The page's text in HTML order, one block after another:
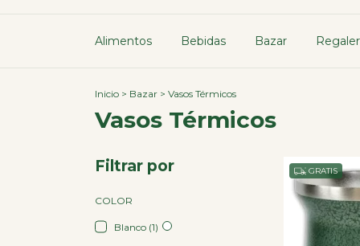
Alimentos Bebidas Bazar
Inicio > Bazar > Vasos Térmicos
Vasos Térmicos
Filtrar por
COLOR
Blanco (1)
GRATIS